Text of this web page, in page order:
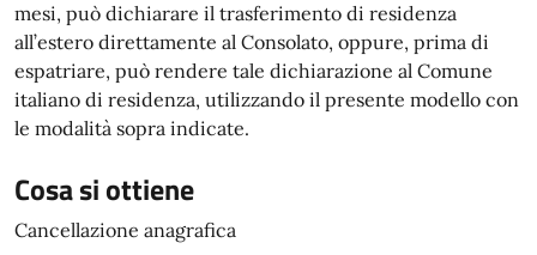
mesi, può dichiarare il trasferimento di residenza
all’estero direttamente al Consolato, oppure, prima di
espatriare, può rendere tale dichiarazione al Comune
italiano di residenza, utilizzando il presente modello con
le modalità sopra indicate.
Cosa si ottiene
Cancellazione anagrafica